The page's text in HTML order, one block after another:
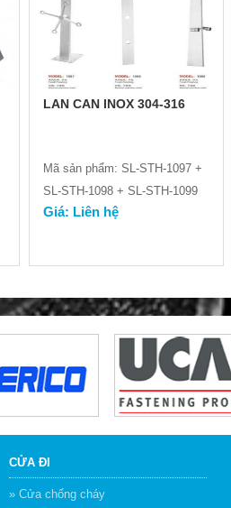
LAN CAN INOX 304-316
Mã sản phẩm: SL-STH-1097 +
SL-STH-1098 + SL-STH-1099
Giá: Liên hệ
CỬA ĐI
» Cửa chống cháy